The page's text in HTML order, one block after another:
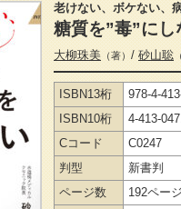
老けない、ボケない、
糖質を”毒”に
大柳珠美 （著） / 砂山聡
ISBN13桁
978-4-
ISBN10桁
4-413-
Cコード
C0247
判型
新書判
ページ数
192ページ